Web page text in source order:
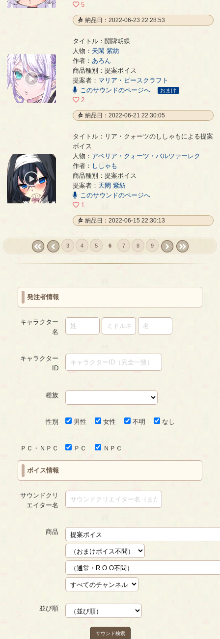
5
納品日：2022-06-23 22:28:53
- あろん
00:00
00:29
タイトル：闘牌胡蝶
人物： 天閖 紫紡
作者： あろん
商品種別：提案ボイス
提案者： マリア・ピースクラフト
このサウンドのページへ
おまけ
2
納品日：2022-06-21 22:30:05
リア・クォーツのししゃもによる提案ボイス
タイトル：リア・クォーツのししゃもによる提案
ボイス
人物： アベリア・クォーツ・バルツァーレク
作者： ししゃも
商品種別：提案ボイス
提案者： 天閖 紫紡
このサウンドのページへ
1
納品日：2022-06-15 22:30:13
3 4 5 6 7 8 9
発注者情報
キャラクター
名
キャラクター
ID
種族
性別 男性 女性 不明 なし
ＰＣ・ＮＰＣ ＰＣ ＮＰＣ
ボイス情報
サウンドクリ
エイター名
商品
並び順
サウンド検索